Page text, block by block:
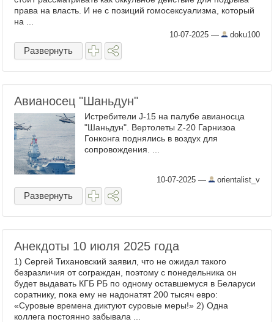
права на власть. И не с позиций гомосексуализма, который
на ...
10-07-2025 — doku100
Развернуть
Авианосец "Шаньдун"
Истребители J-15 на палубе авианосца
"Шаньдун". Вертолеты Z-20 Гарнизоа
Гонконга поднялись в воздух для
сопровождения. ...
10-07-2025 — orientalist_v
Развернуть
Анекдоты 10 июля 2025 года
1) Сергей Тихановский заявил, что не ожидал такого
безразличия от сограждан, поэтому с понедельника он
будет выдавать КГБ РБ по одному оставшемуся в Беларуси
соратнику, пока ему не надонатят 200 тысяч евро:
«Суровые времена диктуют суровые меры!» 2) Одна
коллега постоянно забывала ...